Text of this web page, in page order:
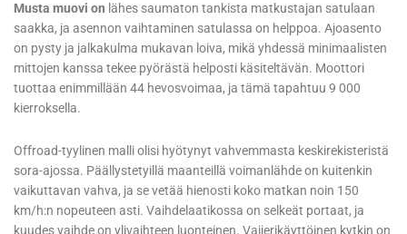
Musta muovi on lähes saumaton tankista matkustajan satulaan
saakka, ja asennon vaihtaminen satulassa on helppoa. Ajoasento
on pysty ja jalkakulma mukavan loiva, mikä yhdessä minimaalisten
mittojen kanssa tekee pyörästä helposti käsiteltävän. Moottori
tuottaa enimmillään 44 hevosvoimaa, ja tämä tapahtuu 9 000
kierroksella.
Offroad-tyylinen malli olisi hyötynyt vahvemmasta keskirekisteristä
sora-ajossa. Päällystetyillä maanteillä voimanlähde on kuitenkin
vaikuttavan vahva, ja se vetää hienosti koko matkan noin 150
km/h:n nopeuteen asti. Vaihdelaatikossa on selkeät portaat, ja
kuudes vaihde on ylivaihteen luonteinen. Vaijerikäyttöinen kytkin on